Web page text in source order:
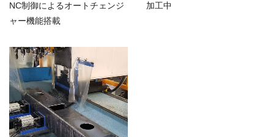
NC制御によるオートチェンジ
ャー機能搭載
加工中